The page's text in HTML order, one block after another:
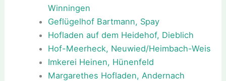
Winningen
Geflügelhof Bartmann, Spay
Hofladen auf dem Heidehof, Dieblich
Hof-Meerheck, Neuwied/Heimbach-Weis
Imkerei Heinen, Hünenfeld
Margarethes Hofladen, Andernach